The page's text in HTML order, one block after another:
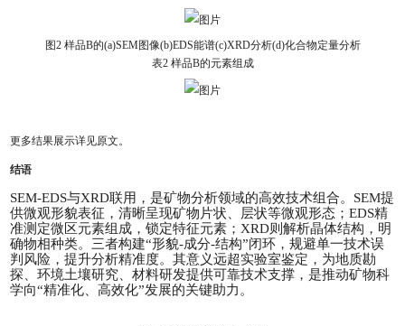
图2 样品B的(a)SEM图像(b)EDS能谱(c)XRD分析(d)化合物定量分析
表2 样品B的元素组成
更多结果展示详见原文。
结语
SEM-EDS与XRD联用，是矿物分析领域的高效技术组合。SEM提
供微观形貌表征，清晰呈现矿物片状、层状等微观形态；EDS精
准测定微区元素组成，锁定特征元素；XRD则解析晶体结构，明
确物相种类。三者构建“形貌-成分-结构”闭环，规避单一技术误
判风险，提升分析精准度。其意义远超实验室鉴定，为地质勘
探、环境土壤研究、材料研发提供可靠技术支撑，是推动矿物科
学向“精准化、高效化”发展的关键助力。